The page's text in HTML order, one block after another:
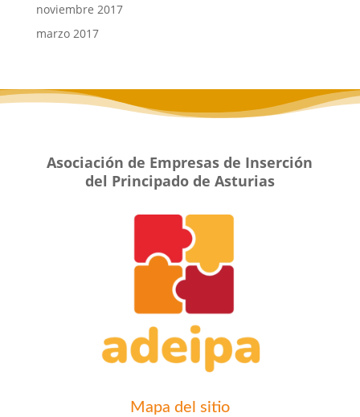
noviembre 2017
marzo 2017
Asociación de Empresas de Inserción
del Principado de Asturias
Mapa del sitio